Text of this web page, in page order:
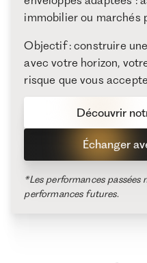
immobilier ou marchés
Objectif : construire
avec votre horizon,
risque que vous
Échanger
Découvrir
*Les performances passées
performances futures.